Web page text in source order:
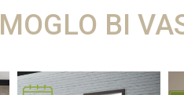
MOGLO BI